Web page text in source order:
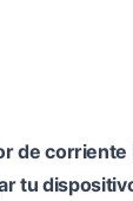
de corriente
tu